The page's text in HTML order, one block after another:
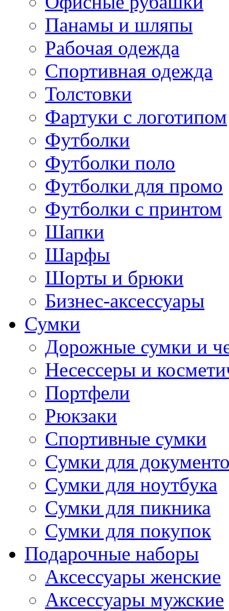
Панамы и шляпы
Рабочая одежда
Спортивная одежда
Толстовки
Фартуки с логотипом
Футболки
Футболки поло
Футболки для промо
Футболки с принтом
Шапки
Шарфы
Шорты и брюки
Бизнес-аксессуары
Сумки
Дорожные сумки и
Несессеры и
Портфели
Рюкзаки
Спортивные сумки
Сумки для
Сумки для ноутбука
Сумки для пикника
Сумки для покупок
Подарочные наборы
Аксессуары женские
Аксессуары мужские